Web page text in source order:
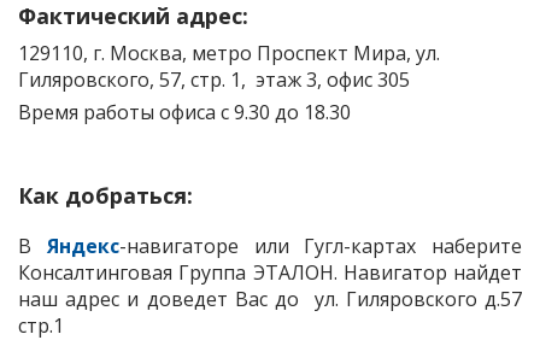
Фактический адрес:
129110, г. Москва, метро Проспект Мира, ул.
Гиляровского, 57, стр. 1, этаж 3, офис 305
Время работы офиса с 9.30 до 18.30
Как добраться:
В Яндекс-навигаторе или Гугл-картах наберите
Консалтинговая Группа ЭТАЛОН. Навигатор найдет
наш адрес и доведет Вас до ул. Гиляровского д.57
стр.1